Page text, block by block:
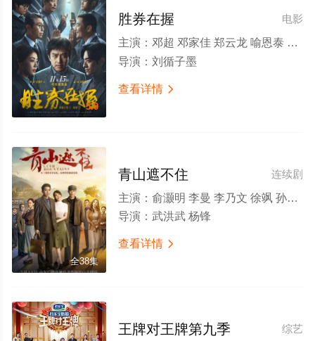
5.0
电影
胜券在握
主演： 邓超 邓家佳 郑云龙 喻恩泰 张本煜 柯达 李乃文 杨皓宇 宁理 陈明昊 白客 佟晨洁 小爱 李晓川 卜钰 张一杰 曲哲明 曲高位 刘循子墨
导演： 刘循子墨
查看详情 
全38集
连续剧
青山遮不住
主演： 俞灏明 李曼 李乃文 徐飒 孙骁骁 任东霖 潘阳 陈嘉男 王铮 和树标 张宇彤 孙筱钧 郭凯敏 杜志国 赵飞燕 王岗 金顺子
导演： 武洪武 杨锋
查看详情 
综艺
王牌对王牌第九季